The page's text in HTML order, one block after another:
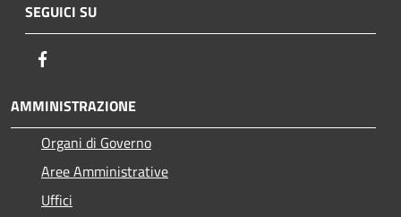
SEGUICI SU
AMMINISTRAZIONE
Organi di Governo
Aree Amministrative
Uffici